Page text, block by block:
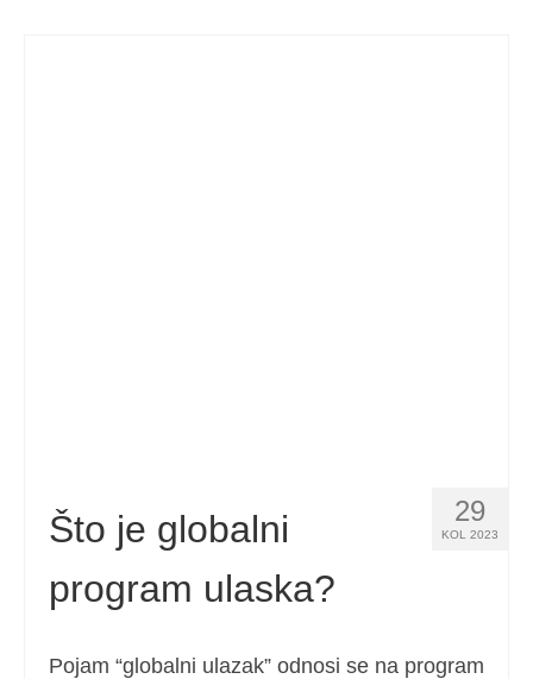
29
KOL 2023
Što je globalni
program ulaska?
Pojam “globalni ulazak” odnosi se na program